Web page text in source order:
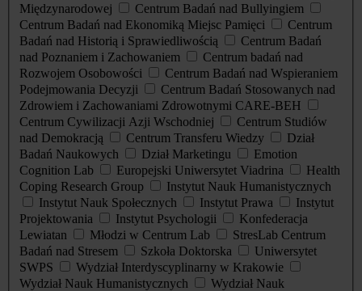
Międzynarodowej
Centrum Badań nad Bullyingiem
Centrum Badań nad Ekonomiką Miejsc Pamięci
Centrum
Badań nad Historią i Sprawiedliwością
Centrum Badań
nad Poznaniem i Zachowaniem
Centrum badań nad
Rozwojem Osobowości
Centrum Badań nad Wspieraniem
Podejmowania Decyzji
Centrum Badań Stosowanych nad
Zdrowiem i Zachowaniami Zdrowotnymi CARE-BEH
Centrum Cywilizacji Azji Wschodniej
Centrum Studiów
nad Demokracją
Centrum Transferu Wiedzy
Dział
Badań Naukowych
Dział Marketingu
Emotion
Cognition Lab
Europejski Uniwersytet Viadrina
Health
Coping Research Group
Instytut Nauk Humanistycznych
Instytut Nauk Społecznych
Instytut Prawa
Instytut
Projektowania
Instytut Psychologii
Konfederacja
Lewiatan
Młodzi w Centrum Lab
StresLab Centrum
Badań nad Stresem
Szkoła Doktorska
Uniwersytet
SWPS
Wydział Interdyscyplinarny w Krakowie
Wydział Nauk Humanistycznych
Wydział Nauk